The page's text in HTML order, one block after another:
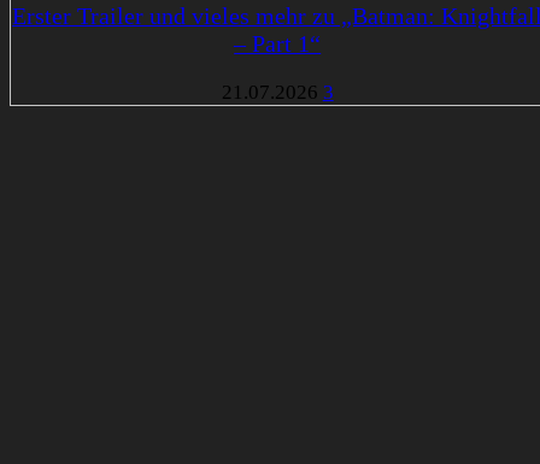
Erster Trailer und vieles mehr zu „Batman:
– Part 1“
21.07.2026 3